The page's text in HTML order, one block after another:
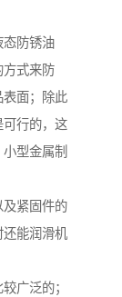
态防锈油
方式来防
表面；除此
可行的，这
型金属制
及紧固件的
还能润滑机
广泛的；